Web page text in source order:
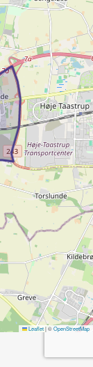
Leaflet|©OpenStreetMap